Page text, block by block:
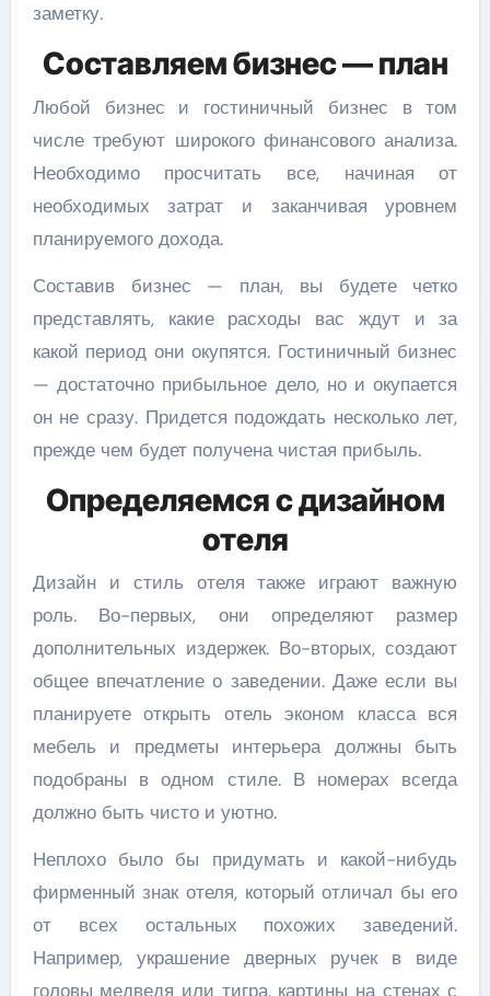
заметку.
Составляем бизнес — план
Любой бизнес и гостиничный бизнес в том
числе требуют широкого финансового анализа.
Необходимо просчитать все, начиная от
необходимых затрат и заканчивая уровнем
планируемого дохода.
Составив бизнес — план, вы будете четко
представлять, какие расходы вас ждут и за
какой период они окупятся. Гостиничный бизнес
— достаточно прибыльное дело, но и окупается
он не сразу. Придется подождать несколько лет,
прежде чем будет получена чистая прибыль.
Определяемся с дизайном
отеля
Дизайн и стиль отеля также играют важную
роль. Во-первых, они определяют размер
дополнительных издержек. Во-вторых, создают
общее впечатление о заведении. Даже если вы
планируете открыть отель эконом класса вся
мебель и предметы интерьера должны быть
подобраны в одном стиле. В номерах всегда
должно быть чисто и уютно.
Неплохо было бы придумать и какой-нибудь
фирменный знак отеля, который отличал бы его
от всех остальных похожих заведений.
Например, украшение дверных ручек в виде
головы медведя или тигра, картины на стенах с